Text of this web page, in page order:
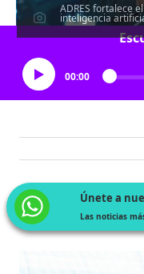
ADRES fortalece
inteligencia
00:00
Únete a
Las noticias